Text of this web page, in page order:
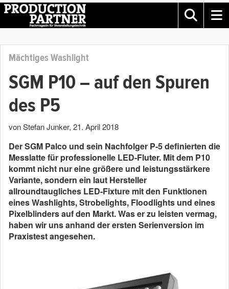
Mächtiges Washlight
SGM P10 – auf den Spuren
des P5
von Stefan Junker, 21. April 2018
Der SGM Palco und sein Nachfolger P-5 definierten die
Messlatte für professionelle LED-Fluter. Mit dem P10
kommt nicht nur eine größere und leistungsstärkere
Variante, sondern ein laut Hersteller
allroundtaugliches LED-Fixture mit den Funktionen
eines Washlights, Strobelights, Floodlights und eines
Pixelblinders auf den Markt. Was er zu leisten vermag,
haben wir uns anhand der ersten Serienversion im
Praxistest angesehen.